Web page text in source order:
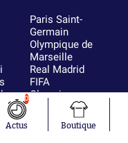
Paris Saint-
Germain
Olympique de
Marseille
Real Madrid
FIFA
Olympique
AS Monaco
FC Barcelone
0
Actus Boutique